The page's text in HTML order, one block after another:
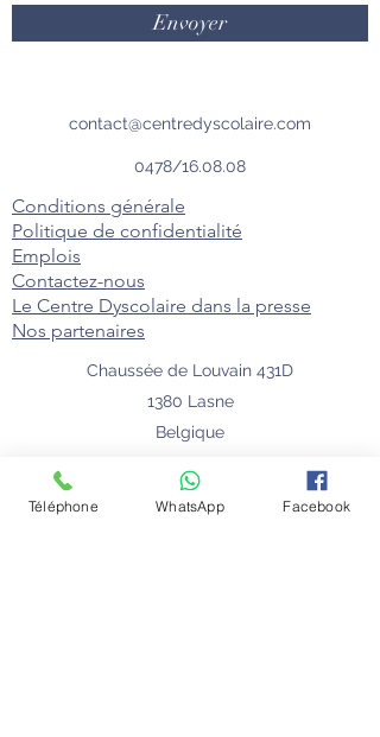
Envoyer
contact@centredyscolaire.com
0478/16.08.08
Conditions générale
Politique de confidentialité
Emplois
Contactez-nous
Le Centre Dyscolaire dans la presse
Nos partenaires
Chaussée de Louvain 431D
1380 Lasne
Belgique
© 2024 Florie Willaert - Centre Dyscolaire
Téléphone WhatsApp Facebook